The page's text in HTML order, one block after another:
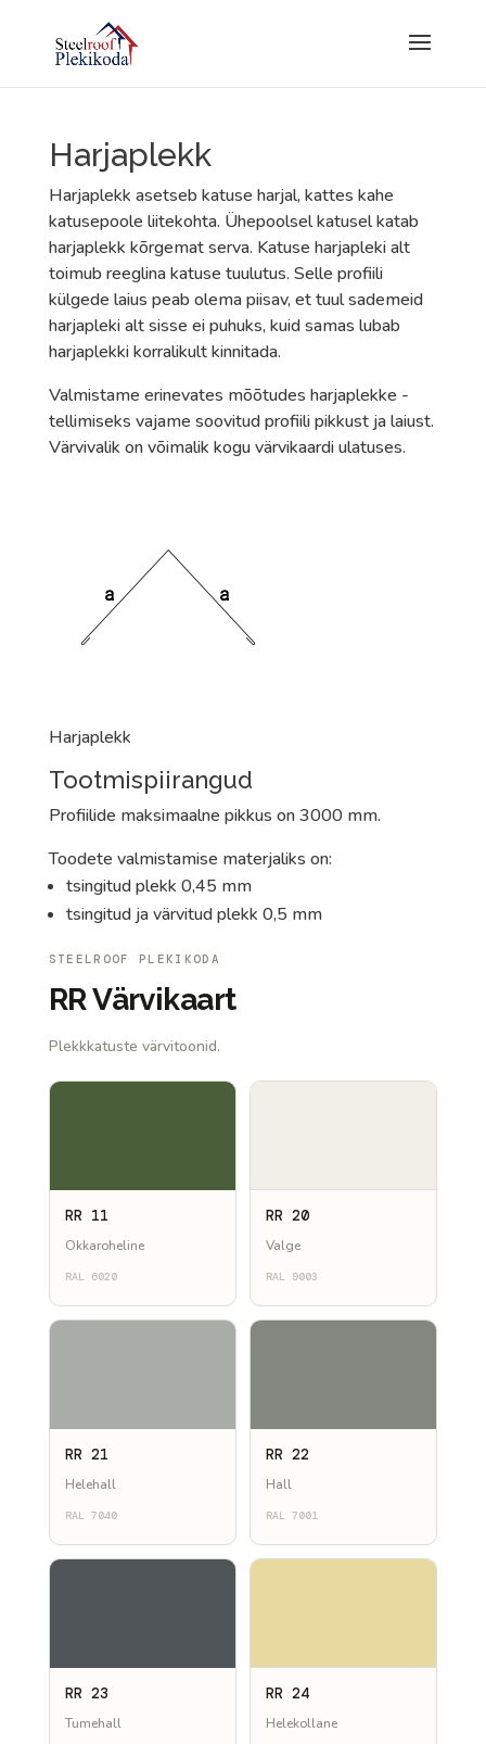
Harjaplekk
Harjaplekk asetseb katuse harjal, kattes kahe
katusepoole liitekohta. Ühepoolsel katusel katab
harjaplekk kõrgemat serva. Katuse harjapleki alt
toimub reeglina katuse tuulutus. Selle profiili
külgede laius peab olema piisav, et tuul sademeid
harjapleki alt sisse ei puhuks, kuid samas lubab
harjaplekki korralikult kinnitada.
Valmistame erinevates mõõtudes harjaplekke -
tellimiseks vajame soovitud profiili pikkust ja laiust.
Värvivalik on võimalik kogu värvikaardi ulatuses.
Harjaplekk
Tootmispiirangud
Profiilide maksimaalne pikkus on 3000 mm.
Toodete valmistamise materjaliks on:
tsingitud plekk 0,45 mm
tsingitud ja värvitud plekk 0,5 mm
STEELROOF PLEKIKODA
RR Värvikaart
Plekkkatuste värvitoonid.
RR 11
Okkaroheline
RAL 6020
RR 20
Valge
RAL 9003
RR 21
Helehall
RAL 7040
RR 22
Hall
RAL 7001
RR 23
Tumehall
RR 24
Helekollane